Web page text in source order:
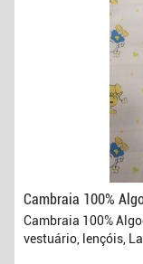
Cambraia 100%
Cambraia 100%
vestuário, lençóis,